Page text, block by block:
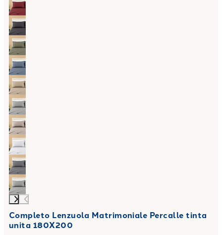
Completo Lenzuola Matrimoniale Percalle tinta
unita 180X200